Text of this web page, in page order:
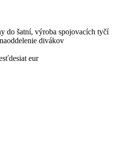
do šatní, výroba spojovacích tyčí
divákov
eur